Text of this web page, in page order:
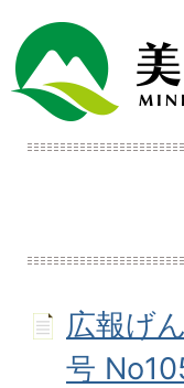
広報げ
号